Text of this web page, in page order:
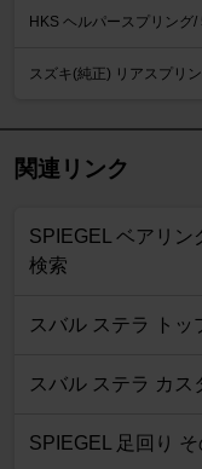
HKS ヘルパースプリング/
スズキ(純正) リアスプリ
関連リンク
SPIEGEL ベアリン
検索
スバル ステラ トッ
スバル ステラ カス
SPIEGEL 足回り